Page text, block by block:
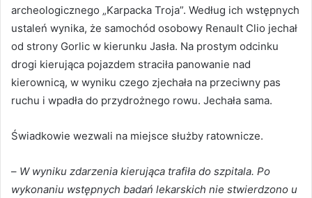
archeologicznego „Karpacka Troja”. Według ich wstępnych
ustaleń wynika, że samochód osobowy Renault Clio jechał
od strony Gorlic w kierunku Jasła. Na prostym odcinku
drogi kierująca pojazdem straciła panowanie nad
kierownicą, w wyniku czego zjechała na przeciwny pas
ruchu i wpadła do przydrożnego rowu. Jechała sama.
Świadkowie wezwali na miejsce służby ratownicze.
– W wyniku zdarzenia kierująca trafiła do szpitala. Po
wykonaniu wstępnych badań lekarskich nie stwierdzono u